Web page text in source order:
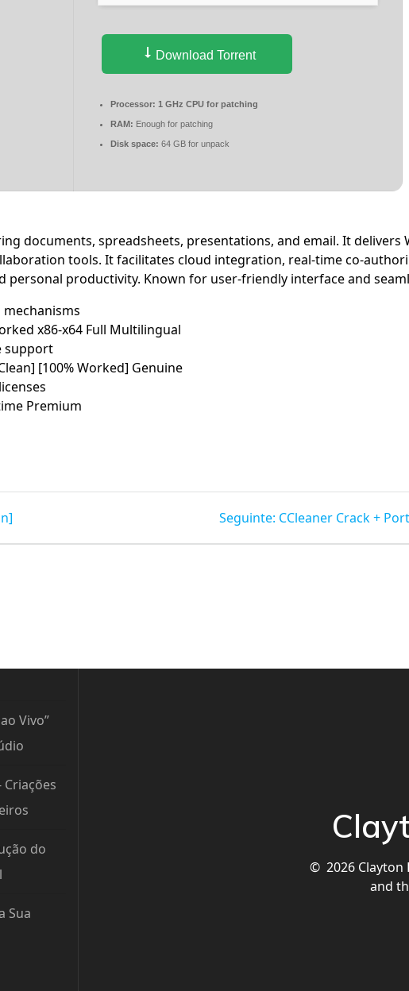
Download Torrent
Processor: 1 GHz CPU for patching
RAM: Enough for patching
Disk space: 64 GB for unpack
documents, spreadsheets, presentations, and email. It delivers
tools. It facilitates cloud integration, real-time co-
personal productivity. Known for user-friendly interface and
x86-x64 Full Multilingual
support
[100% Worked] Genuine
Premium
Seguinte: Post
CCleaner Crack +
Vivo”
Criações
do
Sua
© 2026 Clayton
and